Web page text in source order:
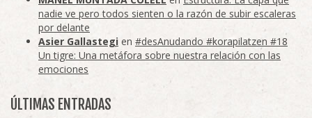
nadie ve pero todos sienten o la razón de subir escaleras
por delante
Asier Gallastegi en #desAnudando #korapilatzen #18
Un tigre: Una metáfora sobre nuestra relación con las
emociones
ÚLTIMAS ENTRADAS